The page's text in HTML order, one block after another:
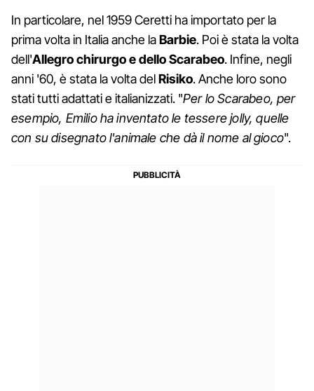
In particolare, nel 1959 Ceretti ha importato per la
prima volta in Italia anche laBarbie. Poi è stata la volta
dell'Allegro chirurgo e dello Scarabeo. Infine, negli
anni '60, è stata la volta delRisiko. Anche loro sono
stati tutti adattati e italianizzati. "Per lo Scarabeo, per
esempio, Emilio ha inventato le tessere jolly, quelle
con su disegnato l'animale che dà il nome al gioco".